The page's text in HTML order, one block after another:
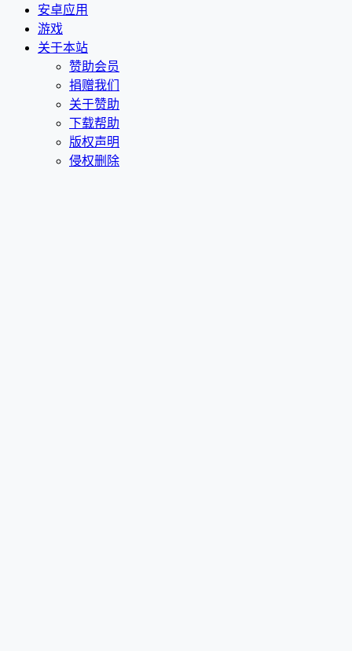
安卓应用
游戏
关于本站
赞助会员
捐赠我们
关于赞助
下载帮助
版权声明
侵权删除